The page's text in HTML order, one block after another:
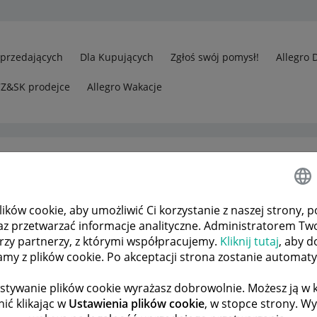
cookie, aby umożliwić Ci korzystanie z naszej strony,
przetwarzać informacje analityczne. Administratorem
partnerzy, z którymi współpracujemy. Kliknij tutaj, aby
z plików cookie. Po akceptacji strona zostanie
plików cookie wyrażasz dobrowolnie. Możesz ją w
klikając wUstawienia plików cookie, w stopce strony.
Dla Kupujących Zgłoś swój pomysł! Allegro
prodejce Allegro Wakacje
wejść do allegro pley i opłacić za zakupy
POPRZEDNIA NASTĘPNA